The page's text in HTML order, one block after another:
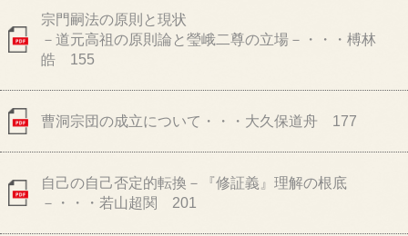
宗門嗣法の原則と現状
－道元高祖の原則論と瑩峨二尊の立場－・・・榑林
皓 155
曹洞宗団の成立について・・・大久保道舟 177
自己の自己否定的転換－『修証義』理解の根底
－・・・若山超関 201